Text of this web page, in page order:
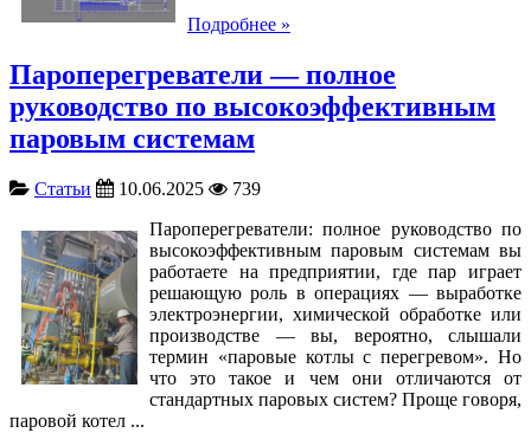
Подробнее »
Пароперегреватели — полное
руководство по высокоэффективным
паровым системам
Статьи 10.06.2025
739
Пароперегреватели: полное руководство по
высокоэффективным паровым системам вы
работаете на предприятии, где пар играет
решающую роль в операциях — выработке
электроэнергии, химической обработке или
производстве — вы, вероятно, слышали
термин «паровые котлы с перегревом». Но
что это такое и чем они отличаются от
стандартных паровых систем? Проще говоря,
паровой котел ...